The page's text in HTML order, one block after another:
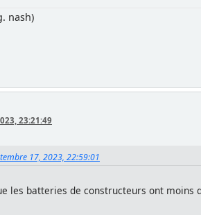
nash)
23:21:49
17, 2023, 22:59:01
les batteries de constructeurs ont moins